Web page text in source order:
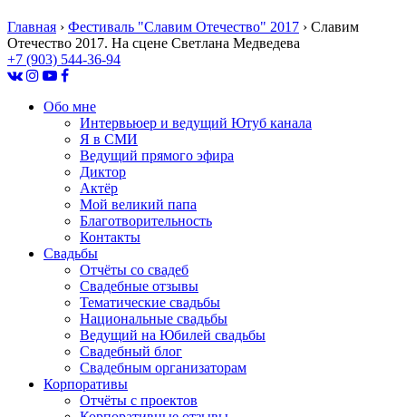
Главная › Фестиваль "Славим Отечество" 2017 › Славим
Отечество 2017. На сцене Светлана Медведева
+7 (903) 544-36-94
Обо мне
Интервьюер и ведущий Ютуб канала
Я в СМИ
Ведущий прямого эфира
Диктор
Актёр
Мой великий папа
Благотворительность
Контакты
Свадьбы
Отчёты со свадеб
Свадебные отзывы
Тематические свадьбы
Национальные свадьбы
Ведущий на Юбилей свадьбы
Свадебный блог
Свадебным организаторам
Корпоративы
Отчёты с проектов